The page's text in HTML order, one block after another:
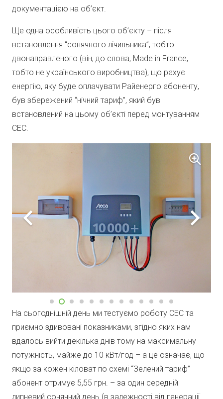
документацією на об’єкт.
Ще одна особливість цього об’єкту – після
встановлення “сонячного лічильника”, тобто
двонаправленого (він, до слова, Made in France,
тобто не українського виробництва), що рахує
енергію, яку буде оплачувати Райенерго абоненту,
був збережений “нічний тариф”, який був
встановлений на цьому об’єкті перед монтуванням
СЕС.
На сьогоднішній день ми тестуємо роботу СЕС та
приємно здивовані показниками, згідно яких нам
вдалось вийти декілька днів тому на максимальну
потужність, майже до 10 кВт/год – а це означає, що
якщо за кожен кіловат по схемі “Зелений тариф”
абонент отримує 5,55 грн. – за один середній
липневий сонячний день (в залежності від генерації